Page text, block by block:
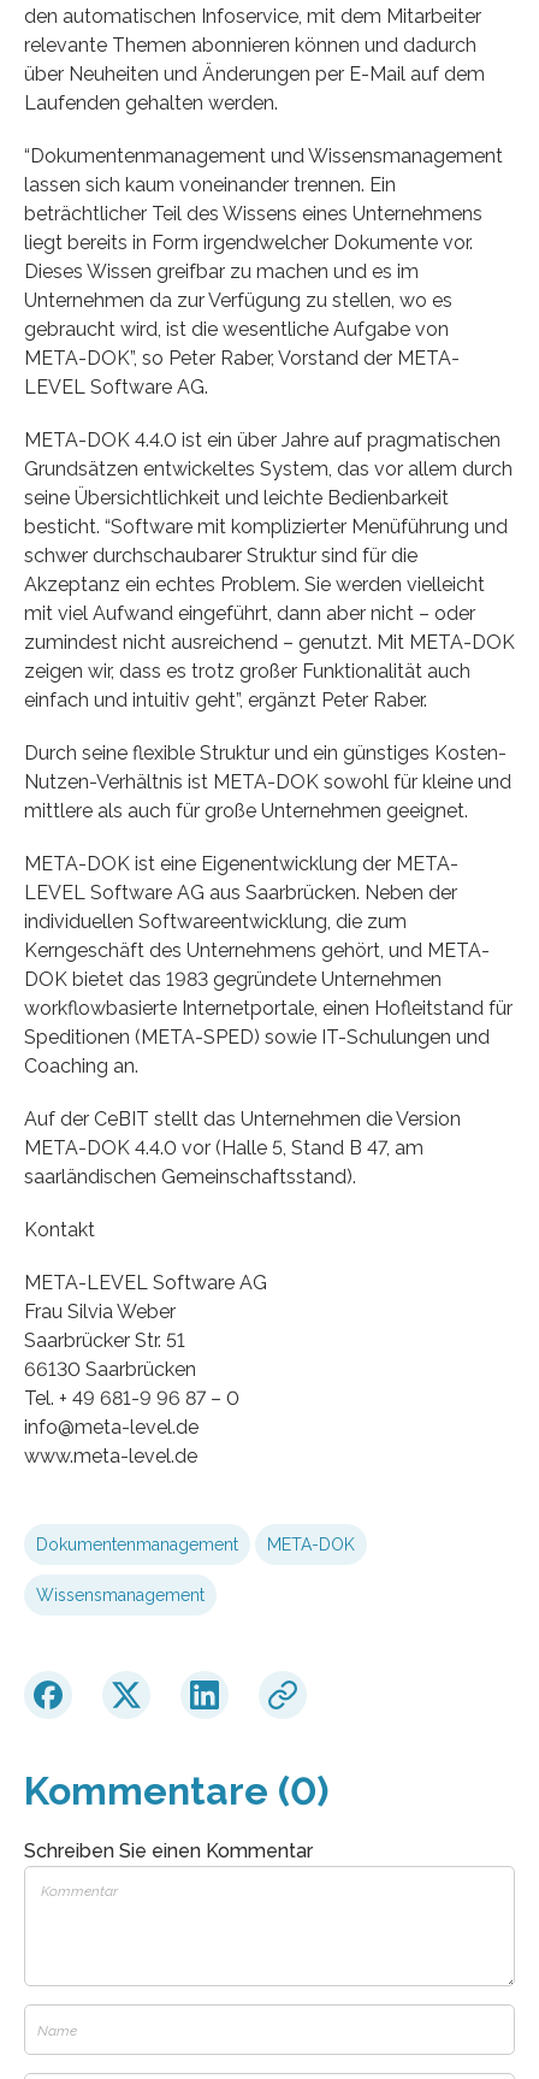
den automatischen Infoservice, mit dem Mitarbeiter
relevante Themen abonnieren können und dadurch
über Neuheiten und Änderungen per E-Mail auf dem
Laufenden gehalten werden.
“Dokumentenmanagement und Wissensmanagement
lassen sich kaum voneinander trennen. Ein
beträchtlicher Teil des Wissens eines Unternehmens
liegt bereits in Form irgendwelcher Dokumente vor.
Dieses Wissen greifbar zu machen und es im
Unternehmen da zur Verfügung zu stellen, wo es
gebraucht wird, ist die wesentliche Aufgabe von
META-DOK”, so Peter Raber, Vorstand der META-
LEVEL Software AG.
META-DOK 4.4.0 ist ein über Jahre auf pragmatischen
Grundsätzen entwickeltes System, das vor allem durch
seine Übersichtlichkeit und leichte Bedienbarkeit
besticht. “Software mit komplizierter Menüführung und
schwer durchschaubarer Struktur sind für die
Akzeptanz ein echtes Problem. Sie werden vielleicht
mit viel Aufwand eingeführt, dann aber nicht – oder
zumindest nicht ausreichend – genutzt. Mit META-DOK
zeigen wir, dass es trotz großer Funktionalität auch
einfach und intuitiv geht”, ergänzt Peter Raber.
Durch seine flexible Struktur und ein günstiges Kosten-
Nutzen-Verhältnis ist META-DOK sowohl für kleine und
mittlere als auch für große Unternehmen geeignet.
META-DOK ist eine Eigenentwicklung der META-
LEVEL Software AG aus Saarbrücken. Neben der
individuellen Softwareentwicklung, die zum
Kerngeschäft des Unternehmens gehört, und META-
DOK bietet das 1983 gegründete Unternehmen
workflowbasierte Internetportale, einen Hofleitstand für
Speditionen (META-SPED) sowie IT-Schulungen und
Coaching an.
Auf der CeBIT stellt das Unternehmen die Version
META-DOK 4.4.0 vor (Halle 5, Stand B 47, am
saarländischen Gemeinschaftsstand).
Kontakt
META-LEVEL Software AG
Frau Silvia Weber
Saarbrücker Str. 51
66130 Saarbrücken
Tel. + 49 681-9 96 87 – 0
info@meta-level.de
www.meta-level.de
Dokumentenmanagement META-DOK
Wissensmanagement
Kommentare (0)
Schreiben Sie einen Kommentar